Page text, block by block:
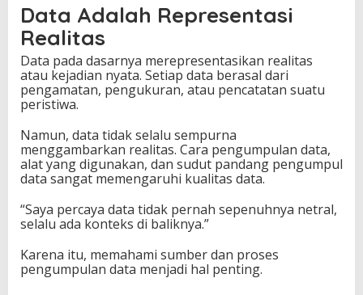
Data Adalah Representasi
Realitas
Data pada dasarnya merepresentasikan realitas
atau kejadian nyata. Setiap data berasal dari
pengamatan, pengukuran, atau pencatatan suatu
peristiwa.
Namun, data tidak selalu sempurna
menggambarkan realitas. Cara pengumpulan data,
alat yang digunakan, dan sudut pandang pengumpul
data sangat memengaruhi kualitas data.
“Saya percaya data tidak pernah sepenuhnya netral,
selalu ada konteks di baliknya.”
Karena itu, memahami sumber dan proses
pengumpulan data menjadi hal penting.